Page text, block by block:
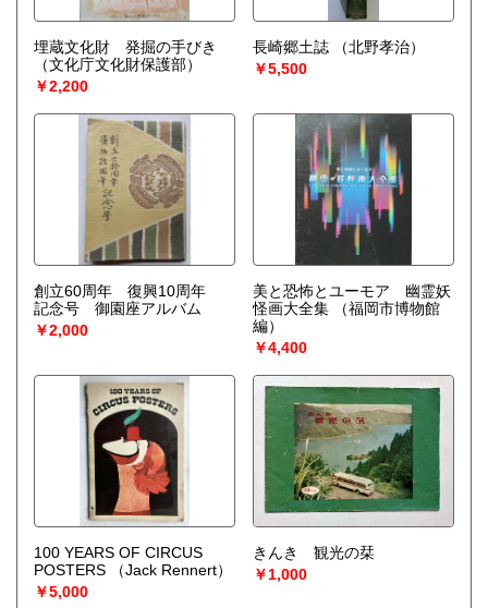
埋蔵文化財 発掘の手びき
（文化庁文化財保護部）
￥2,200
長崎郷土誌
（北野孝治）
￥5,500
創立60周年 復興10周年
記念号 御園座アルバム
￥2,000
美と恐怖とユーモア 幽霊妖
怪画大全集
（福岡市博物館
編）
￥4,400
100 YEARS OF CIRCUS
POSTERS
（Jack Rennert）
￥5,000
きんき 観光の栞
￥1,000